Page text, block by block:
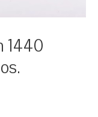
1440